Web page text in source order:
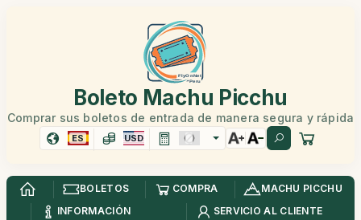
Boleto Machu Picchu
Comprar sus boletos de entrada de manera segura y rápida
ES USD
BOLETOS COMPRA
MACHU PICCHU
INFORMACIÓN
SERVICIO AL CLIENTE